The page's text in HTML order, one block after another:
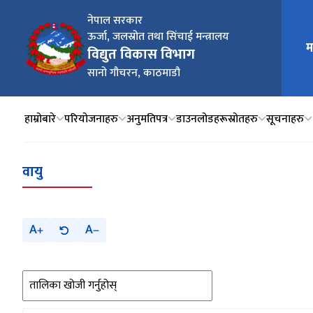
नेपाल सरकार
ऊर्जा, जलस्रोत तथा सिंचाई मन्त्रालय
विद्युत विकास विभाग
सानो गौचरन, काठमाडौ
मुख्य
हाम्रोबारे परियोजनाहरु अनुमतिपत्र डाउनलोडहरूस्रोतहरु सूचनाहरु
वायु
A A